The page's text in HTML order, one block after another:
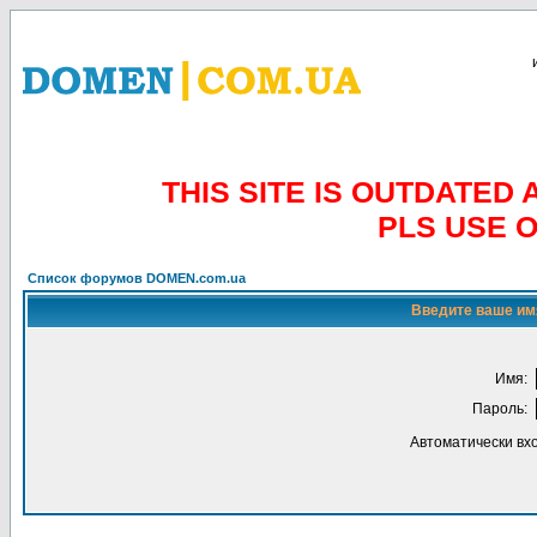
THIS SITE IS OUTDATED
PLS USE
Список форумов DOMEN.com.ua
Введите ваше
Имя:
Пароль:
Автоматически